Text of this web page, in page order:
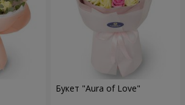
Букет "Aura of Love"